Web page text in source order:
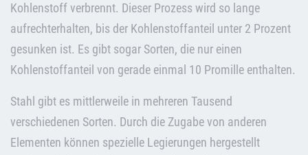
Kohlenstoff verbrennt. Dieser Prozess wird so lange
aufrechterhalten, bis der Kohlenstoffanteil unter 2 Prozent
gesunken ist. Es gibt sogar Sorten, die nur einen
Kohlenstoffanteil von gerade einmal 10 Promille enthalten.
Stahl gibt es mittlerweile in mehreren Tausend
verschiedenen Sorten. Durch die Zugabe von anderen
Elementen können spezielle Legierungen hergestellt